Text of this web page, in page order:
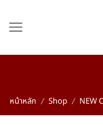
หน้าหลัก / Shop / NEW